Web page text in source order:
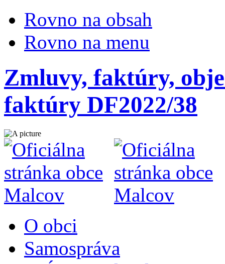
Rovno na obsah
Rovno na menu
Zmluvy, faktúry,
faktúry DF2022/38
O obci
Samospráva